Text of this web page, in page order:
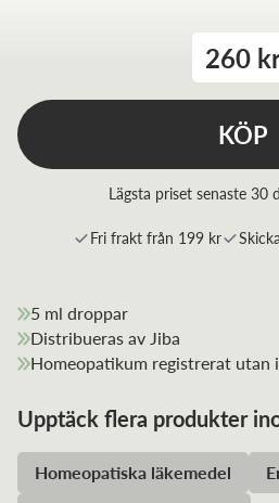
260
KÖP
Lägsta priset senaste 30
Fri frakt från 199 kr
5 ml droppar
Distribueras av Jiba
Homeopatikum registrerat utan
Upptäck flera produkter
Homeopatiska läkemedel